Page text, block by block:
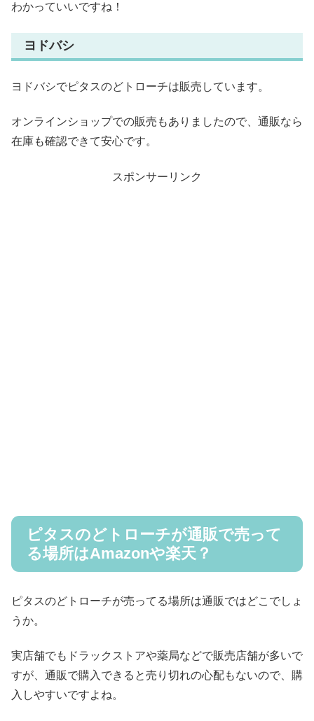
わかっていいですね！
ヨドバシ
ヨドバシでピタスのどトローチは販売しています。
オンラインショップでの販売もありましたので、通販なら
在庫も確認できて安心です。
スポンサーリンク
ピタスのどトローチが通販で売って
る場所はAmazonや楽天？
ピタスのどトローチが売ってる場所は通販ではどこでしょ
うか。
実店舗でもドラックストアや薬局などで販売店舗が多いで
すが、通販で購入できると売り切れの心配もないので、購
入しやすいですよね。